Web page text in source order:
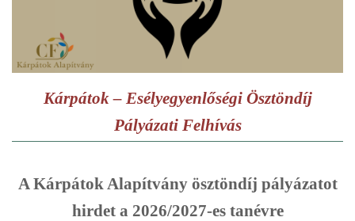
Kárpátok – Esélyegyenlőségi Ösztöndíj
Pályázati Felhívás
A Kárpátok Alapítvány ösztöndíj pályázatot
hirdet a 2026/2027-es tanévre